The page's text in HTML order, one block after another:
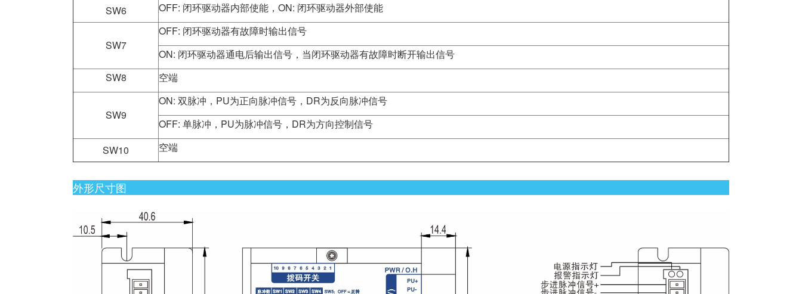
SW6
OFF: 闭环驱动器内部使能，ON: 闭环驱动器外部使能
SW7
OFF: 闭环驱动器有故障时输出信号
ON: 闭环驱动器通电后输出信号，当闭环驱动器有故障时断开输出信号
SW8
空端
SW9
ON: 双脉冲，PU为正向脉冲信号，DR为反向脉冲信号
OFF: 单脉冲，PU为脉冲信号，DR为方向控制信号
SW10
空端
外形尺寸图